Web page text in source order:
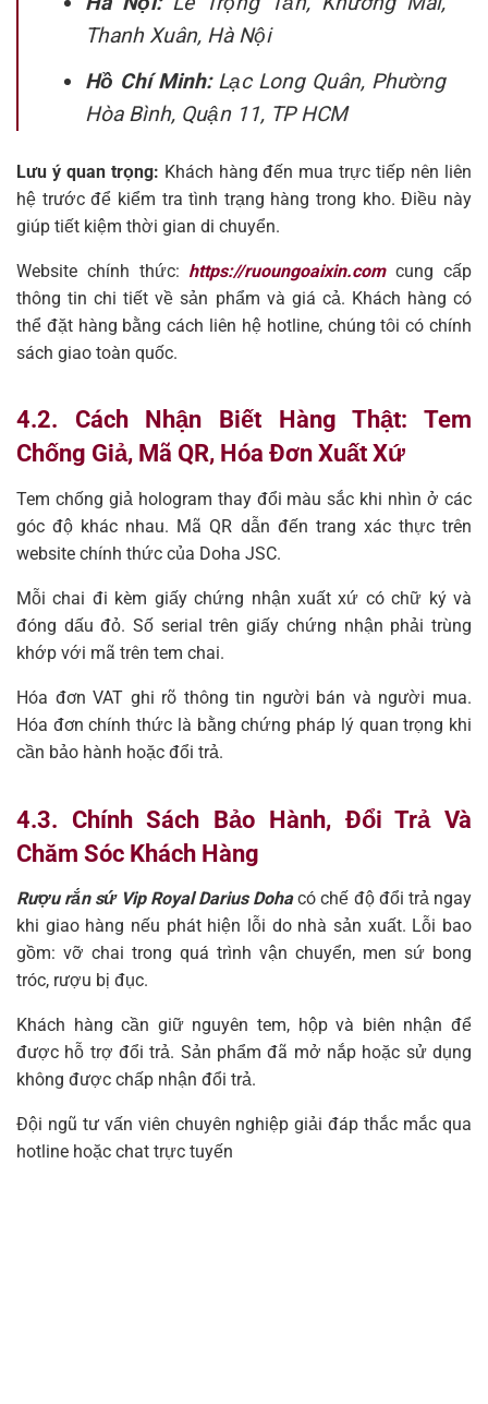
Thanh Xuân, Hà Nội
Hồ Chí Minh:Lạc Long Quân, Phường
Hòa Bình, Quận 11, TP HCM
Lưu ý quan trọng: Khách hàng đến mua trực tiếp nên liên
hệ trước để kiểm tra tình trạng hàng trong kho. Điều này
giúp tiết kiệm thời gian di chuyển.
Website chính thức: https://ruoungoaixin.comcung cấp
thông tin chi tiết về sản phẩm và giá cả. Khách hàng có
thể đặt hàng bằng cách liên hệ hotline, chúng tôi có chính
sách giao toàn quốc.
4.2. Cách Nhận Biết Hàng Thật: Tem
Chống Giả, Mã QR, Hóa Đơn Xuất Xứ
Tem chống giả hologram thay đổi màu sắc khi nhìn ở các
góc độ khác nhau. Mã QR dẫn đến trang xác thực trên
website chính thức của Doha JSC.
Mỗi chai đi kèm giấy chứng nhận xuất xứ có chữ ký và
đóng dấu đỏ. Số serial trên giấy chứng nhận phải trùng
khớp với mã trên tem chai.
Hóa đơn VAT ghi rõ thông tin người bán và người mua.
Hóa đơn chính thức là bằng chứng pháp lý quan trọng khi
cần bảo hành hoặc đổi trả.
4.3. Chính Sách Bảo Hành, Đổi Trả Và
Chăm Sóc Khách Hàng
Rượu rắn sứ Vip Royal Darius Dohacó chế độ đổi trả ngay
khi giao hàng nếu phát hiện lỗi do nhà sản xuất. Lỗi bao
gồm: vỡ chai trong quá trình vận chuyển, men sứ bong
tróc, rượu bị đục.
Khách hàng cần giữ nguyên tem, hộp và biên nhận để
được hỗ trợ đổi trả. Sản phẩm đã mở nắp hoặc sử dụng
không được chấp nhận đổi trả.
Đội ngũ tư vấn viên chuyên nghiệp giải đáp thắc mắc qua
hotline hoặc chat trực tuyến